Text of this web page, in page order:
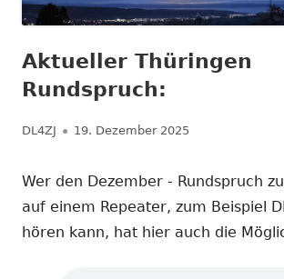
Aktueller Thüringen
Rundspruch:
Autor
DL4ZJ Veröffentlicht
19. Dezember 2025
Wer den Dezember - Rundspruch
auf einem Repeater, zum Beispiel
hören kann, hat hier auch die